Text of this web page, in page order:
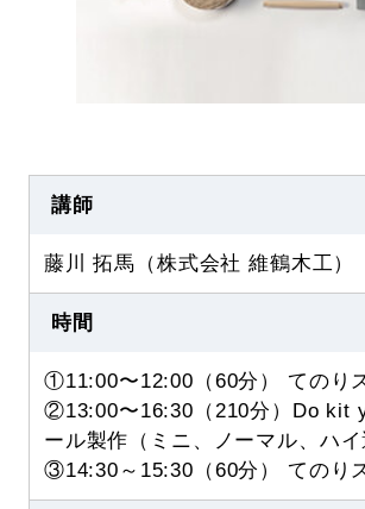
講師
藤川 拓馬（株式会社 維鶴木工）
時間
①11:00〜12:00（60分） てのり
②13:00〜16:30（210分）Do kit
ール製作（ミニ、ノーマル、ハイ
③14:30～15:30（60分） てのり